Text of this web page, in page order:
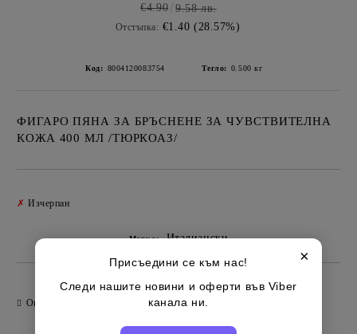
€4.90 9.58 лв.
Отстъпка: €1.40 (28.57%)
Код: 8004120083754 Тегло: 0.500 кг
ФИГАРО ПЯНА ЗА БРЪСНЕНЕ ЗА ЧУВСТВИТЕЛНА
КОЖА 400 МЛ /ТЮРКОАЗ/
✗ Изчерпан
Марка: Италиански
Оцени продукта
×
Присъедини се към нас!
Следи нашите новини и оферти във Viber
канала ни.